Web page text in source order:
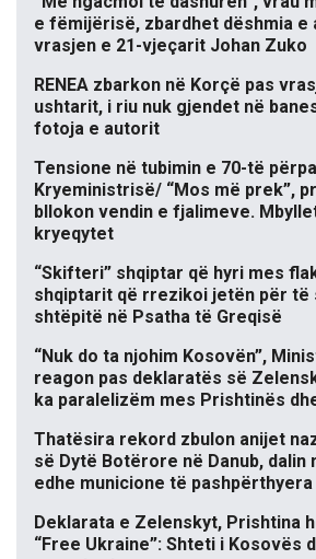
e fëmijërisë, zbardhet dëshmia e
vrasjen e 21-vjeçarit Johan Zuko
RENEA zbarkon në Korçë pas
ushtarit, i riu nuk gjendet në
fotoja e autorit
Tensione në tubimin e 70-të
Kryeministrisë/ “Mos më prek”,
bllokon vendin e fjalimeve.
kryeqytet
“Skifteri” shqiptar që hyri mes
shqiptarit që rrezikoi jetën për të
shtëpitë në Psatha të Greqisë
“Nuk do ta njohim Kosovën”,
reagon pas deklaratës së
ka paralelizëm mes Prishtinës
Thatësira rekord zbulon anijet
së Dytë Botërore në Danub, dalin
edhe municione të pashpërthyera
Deklarata e Zelenskyt, Prishtina
“Free Ukraine”: Shteti i Kosovës